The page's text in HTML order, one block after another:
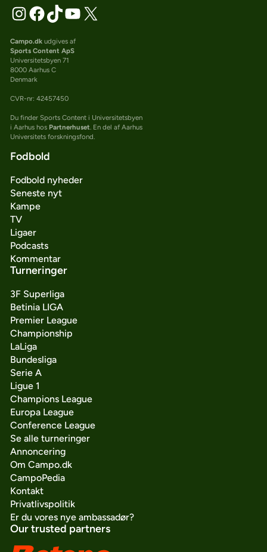
Campo.dkudgives af
Sports Content ApS
Universitetsbyen 71
8000 Aarhus C
Denmark
CVR-nr: 42457450
Du finder Sports Content i Universitetsbyen
i Aarhus hos Partnerhuset. En del af Aarhus
Universitets forskningsfond.
Fodbold
Fodbold nyheder
Seneste nyt
Kampe
TV
Ligaer
Podcasts
Kommentar
Turneringer
3F Superliga
Betinia LIGA
Premier League
Championship
LaLiga
Bundesliga
Serie A
Ligue 1
Champions League
Europa League
Conference League
Se alle turneringer
Annoncering
Om Campo.dk
CampoPedia
Kontakt
Privatlivspolitik
Er du vores nye ambassadør?
Our trusted partners